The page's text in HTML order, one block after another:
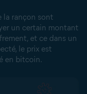
la rançon sont
un certain montant
et ce dans un
le prix est
en bitcoin.